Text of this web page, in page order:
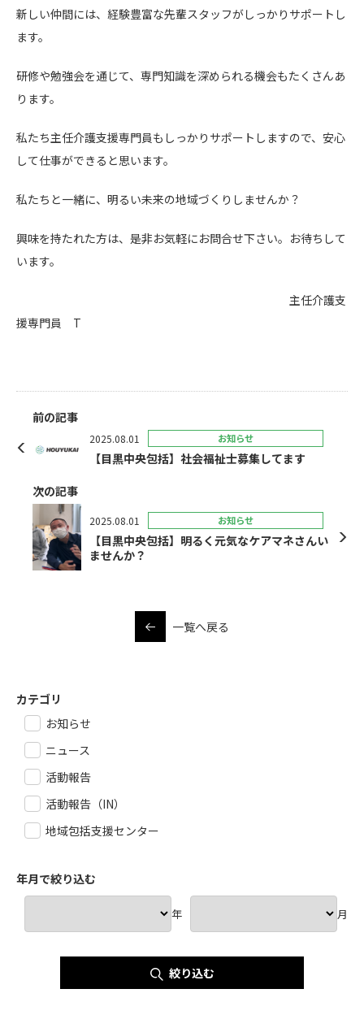
新しい仲間には、経験豊富な先輩スタッフがしっかりサポートし
ます。
研修や勉強会を通じて、専門知識を深められる機会もたくさんあ
ります。
私たち主任介護支援専門員もしっかりサポートしますので、安心
して仕事ができると思います。
私たちと一緒に、明るい未来の地域づくりしませんか？
興味を持たれた方は、是非お気軽にお問合せ下さい。お待ちして
います。
主任介護支
援専門員 T
前の記事
2025.08.01 お知らせ
【目黒中央包括】社会福祉士募集してます
次の記事
2025.08.01 お知らせ
【目黒中央包括】明るく元気なケアマネさんい
ませんか？
一覧へ戻る
カテゴリ
お知らせ
ニュース
活動報告
活動報告（IN）
地域包括支援センター
年月で絞り込む
年 月
絞り込む